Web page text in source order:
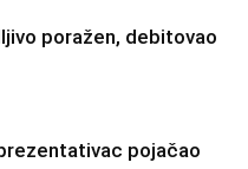
poražen, debitovao
pojačao